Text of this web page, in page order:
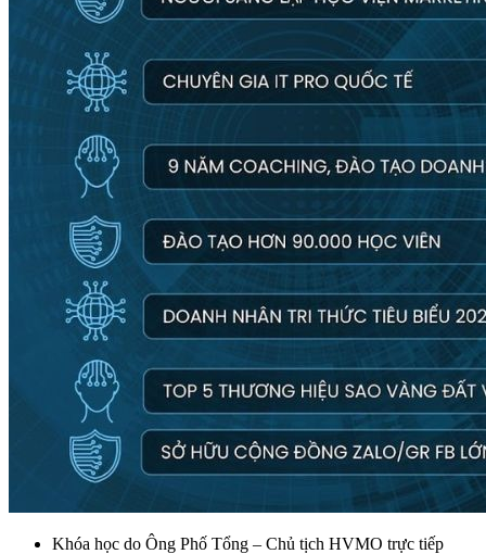
Khóa học do Ông Phố Tổng – Chủ tịch HVMO trực tiếp